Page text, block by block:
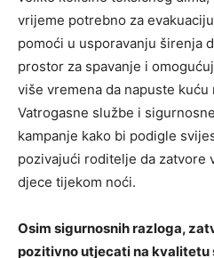
vrijeme potrebno za
pomoći u usporavanju širenja
prostor za spavanje i
više vremena da napuste kuću
Vatrogasne službe i
kampanje kako bi podigle
pozivajući roditelje da zatvore
djece tijekom noći.
Osim sigurnosnih razloga,
pozitivno utjecati na kvalitetu